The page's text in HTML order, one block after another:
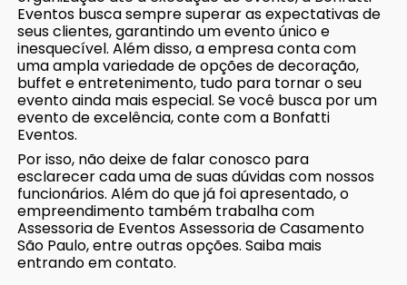
Eventos busca sempre superar as expectativas de
seus clientes, garantindo um evento único e
inesquecível. Além disso, a empresa conta com
uma ampla variedade de opções de decoração,
buffet e entretenimento, tudo para tornar o seu
evento ainda mais especial. Se você busca por um
evento de excelência, conte com a Bonfatti
Eventos.
Por isso, não deixe de falar conosco para
esclarecer cada uma de suas dúvidas com nossos
funcionários. Além do que já foi apresentado, o
empreendimento também trabalha com
Assessoria de Eventos Assessoria de Casamento
São Paulo, entre outras opções. Saiba mais
entrando em contato.